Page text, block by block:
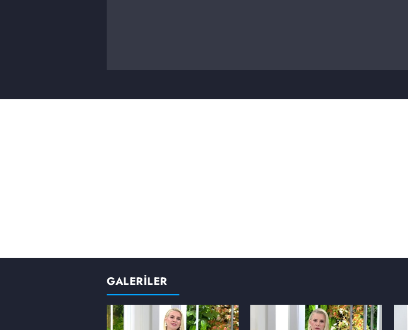
GALERİLER